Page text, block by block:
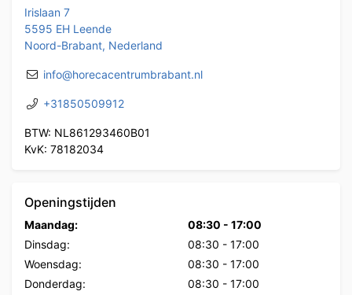
Irislaan 7
5595 EH Leende
Noord-Brabant, Nederland
info@horecacentrumbrabant.nl
+31850509912
BTW: NL861293460B01
KvK: 78182034
Openingstijden
Maandag: 08:30 - 17:00
Dinsdag:
08:30 - 17:00
Woensdag:
08:30 - 17:00
Donderdag:
08:30 - 17:00